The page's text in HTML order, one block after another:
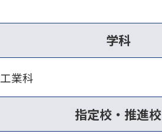
学科
工業科
指定校・推進校